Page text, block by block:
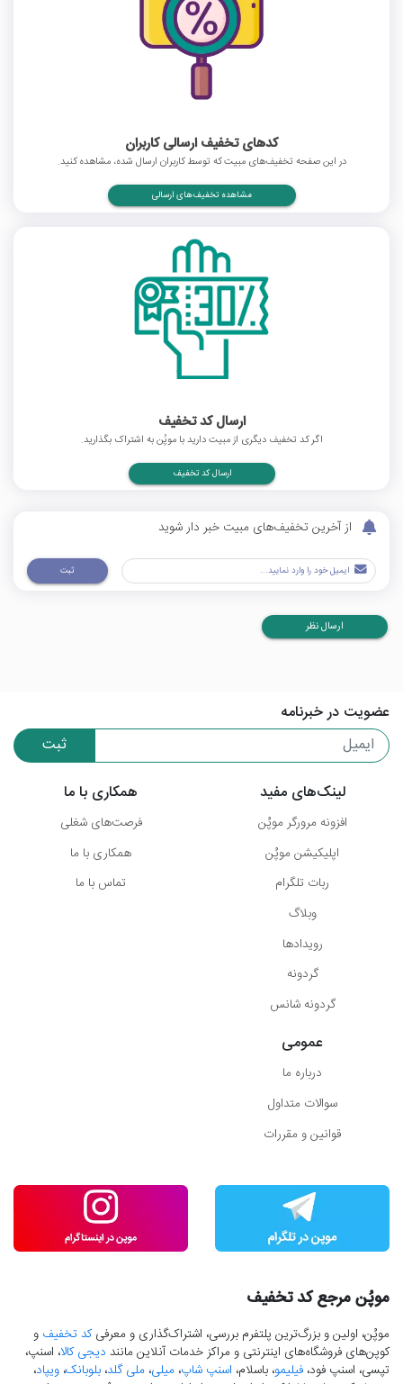
کدهای تخفیف ارسالی کاربران
در این صفحه تخفیف‌های مبیت که توسط کاربران ارسال شده، مشاهده کنید.
مشاهده تخفیف‌های ارسالی
ارسال کد تخفیف
اگر کد تخفیف دیگری از مبیت دارید با موپُن به اشتراک بگذارید.
ارسال کد تخفیف
از آخرین تخفیف‌های مبیت خبر دار شوید
ثبت
ارسال نظر
عضویت در خبرنامه
ثبت
لینک‌های مفید
افزونه مرورگر موپُن
اپلیکیشن موپُن
ربات تلگرام
وبلاگ
رویدادها
گردونه
گردونه شانس
همکاری با ما
فرصت‌های شغلی
همکاری با ما
تماس با ما
عمومی
درباره ما
سوالات متداول
قوانین و مقررات
موپُن مرجع کد تخفیف
موپُن، اولین و بزرگ‌ترین پلتفرم بررسی، اشتراک‌گذاری و معرفیکد تخفیف و
کوپن‌های فروشگاه‌های اینترنتی و مراکز خدمات آنلاین مانند دیجی کالا، اسنپ،
تپسی، اسنپ فود، فیلیمو، باسلام، اسنپ شاپ، میلی، ملی گلد، بلوبانک، ویپاد،